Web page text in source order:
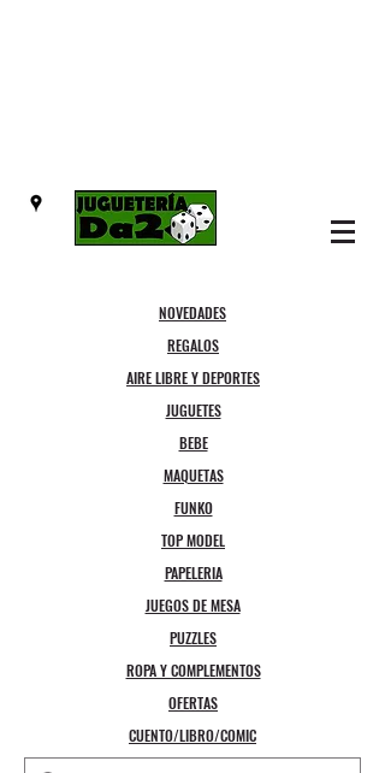
NOVEDADES
REGALOS
AIRE LIBRE Y DEPORTES
JUGUETES
BEBE
MAQUETAS
FUNKO
TOP MODEL
PAPELERIA
JUEGOS DE MESA
PUZZLES
ROPA Y COMPLEMENTOS
OFERTAS
CUENTO/LIBRO/COMIC